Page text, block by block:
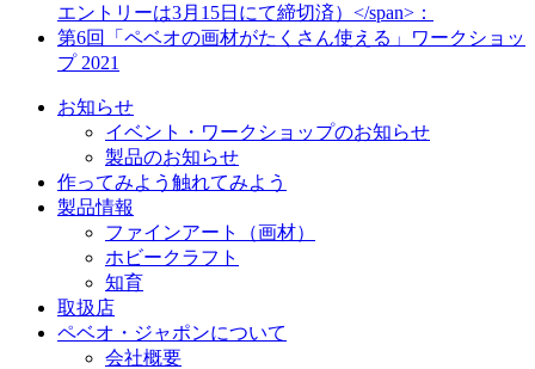
エントリーは3月15日にて締切済）</span>：
第6回「ペベオの画材がたくさん使える」ワークショッ
プ 2021
お知らせ
イベント・ワークショップのお知らせ
製品のお知らせ
作ってみよう 触れてみよう
製品情報
ファインアート（画材）
ホビークラフト
知育
取扱店
ペベオ・ジャポンについて
会社概要